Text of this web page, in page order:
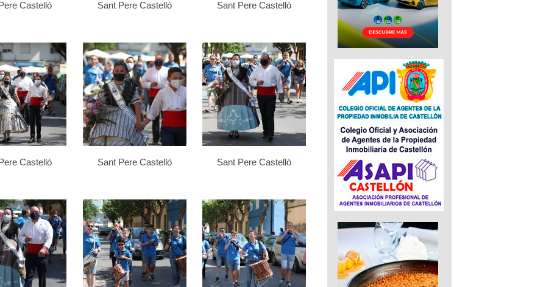
Castelló Sant Pere Castelló Sant Pere Castelló
Castelló Sant Pere Castelló Sant Pere Castelló